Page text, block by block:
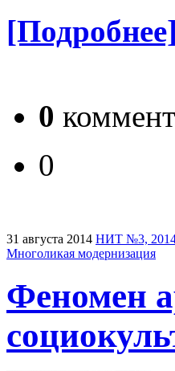
[Подробнее]
0
0
31 августа 2014 НИТ №3,
Многоликая модернизация
Феномен